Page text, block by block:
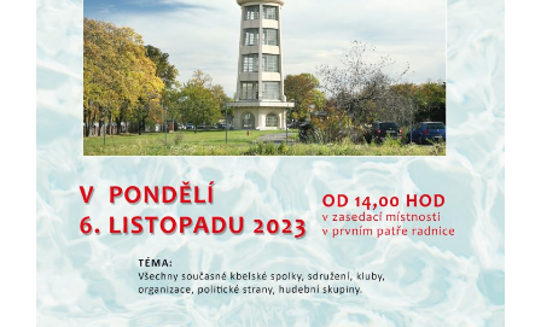
Pokud
vypnete
používání
analytických
cookies ve
vztahu k Vaší
návštěvě,
ztrácíme
možnost
analýzy